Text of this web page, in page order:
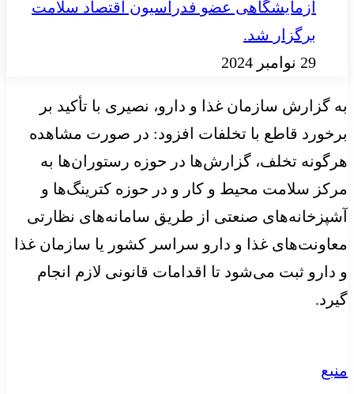
آزمایشگاهی عضو فدراسیون اقتصاد سلامت
برگزار شد.
29 نوامبر 2024
به گزارش سازمان غذا و دارو، نصیری با تأکید بر
برخورد قاطع با تخلفات افزود: در صورت مشاهده
هرگونه تخلف، گزارش‌ها در حوزه رستوران‌ها به
مرکز سلامت محیط و کار و در حوزه کترینگ‌ها و
آشپزخانه‌های صنعتی از طریق سامانه‌های نظارتی
معاونت‌های غذا و دارو سراسر کشور یا سازمان غذا
و دارو ثبت می‌شود تا اقدامات قانونی لازم انجام
گیرد.
منبع